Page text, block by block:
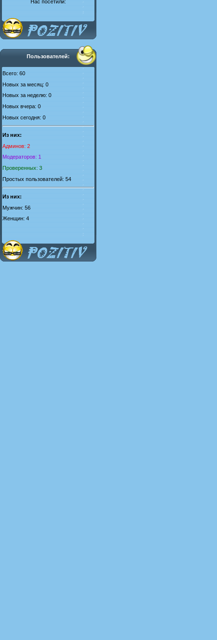
Нас посетили:
Пользователей:
Всего: 60
Новых за месяц: 0
Новых за неделю: 0
Новых вчера: 0
Новых сегодня: 0
Из них:
Админов: 2
Модераторов: 1
Проверенных: 3
Простых пользователей: 54
Из них:
Мужчин: 56
Женщин: 4